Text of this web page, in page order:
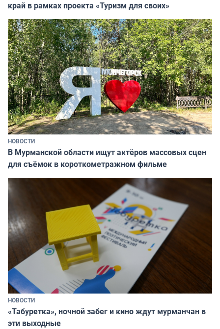
край в рамках проекта «Туризм для своих»
НОВОСТИ
В Мурманской области ищут актёров массовых сцен
для съёмок в короткометражном фильме
НОВОСТИ
«Табуретка», ночной забег и кино ждут мурманчан в
эти выходные